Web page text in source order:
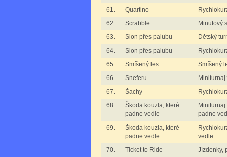
61.
Quartino
62.
Scrabble
Minutový
63.
Slon přes palubu
Dětský
64.
Slon přes palubu
65.
Smíšený les
Smíšený
66.
Sneferu
67.
Šachy
68.
Škoda kouzla, které
padne vedle
padne
69.
Škoda kouzla, které
padne vedle
vedle
70.
Ticket to Ride
Jízdenky,